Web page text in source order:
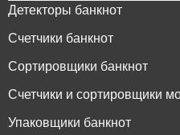
Детекторы банкнот
Счетчики банкнот
Сортировщики банкнот
Счетчики и сортировщики
Упаковщики банкнот